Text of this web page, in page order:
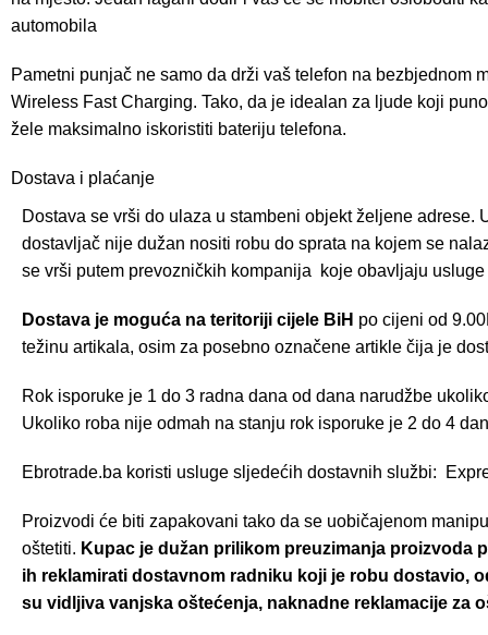
automobila
Pametni punjač ne samo da drži vaš telefon na bezbjednom
Wireless Fast Charging. Tako, da je idealan za ljude koji
žele maksimalno iskoristiti bateriju telefona.
Dostava i plaćanje
Dostava se vrši do ulaza u stambeni objekt željene adrese.
dostavljač nije dužan nositi robu do sprata na kojem se
se vrši putem prevozničkih kompanija koje obavljaju usluge
Dostava je moguća na teritoriji cijele BiH po cijeni od
težinu artikala, osim za posebno označene artikle čija je
Rok isporuke je 1 do 3 radna dana od dana narudžbe
Ukoliko roba nije odmah na stanju rok isporuke je 2 do 4
Ebrotrade.ba koristi usluge sljedećih dostavnih službi:
Proizvodi će biti zapakovani tako da se uobičajenom
oštetiti. Kupac je dužan prilikom preuzimanja proizvoda
ih reklamirati dostavnom radniku koji je robu dostavio,
su vidljiva vanjska oštećenja, naknadne reklamacije za